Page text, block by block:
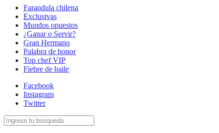
Farandula chilena
Exclusivas
Mundos opuestos
¿Ganar o Servir?
Gran Hermano
Palabra de honor
Top chef VIP
Fiebre de baile
Facebook
Instagram
Twitter